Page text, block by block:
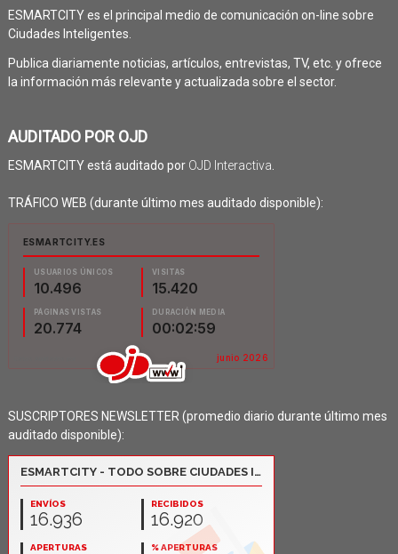
ESMARTCITY es el principal medio de comunicación on-line sobre
Ciudades Inteligentes.
Publica diariamente noticias, artículos, entrevistas, TV, etc. y ofrece
la información más relevante y actualizada sobre el sector.
AUDITADO POR OJD
ESMARTCITY está auditado por OJD Interactiva.
TRÁFICO WEB (durante último mes auditado disponible):
SUSCRIPTORES NEWSLETTER (promedio diario durante último mes
auditado disponible):